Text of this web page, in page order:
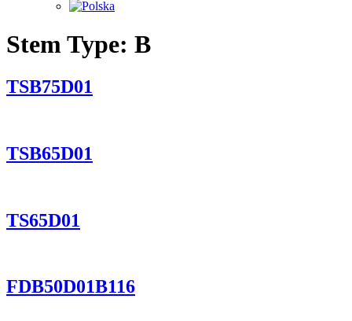
Stem Type: B
TSB75D01
TSB65D01
TS65D01
FDB50D01B116